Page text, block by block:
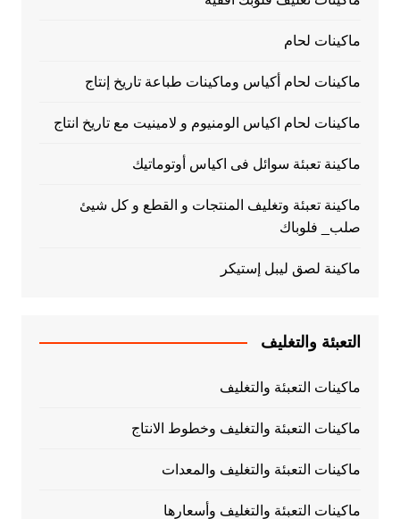
ماكينات لحام
ماكينات لحام أكياس وماكينات طباعة تاريخ إنتاج
ماكينات لحام اكياس الومنيوم و لامينيت مع تاريخ انتاج
ماكينة تعبئة سوائل فى اكياس أوتوماتيك
ماكينة تعبئة وتغليف المنتجات و القطع و كل شيئ
صلب_ فلوباك
ماكينة لصق ليبل إستيكر
التعبئة والتغليف
ماكينات التعبئة والتغليف
ماكينات التعبئة والتغليف وخطوط الانتاج
ماكينات التعبئة والتغليف والمعدات
ماكينات التعبئة والتغليف وأسعارها